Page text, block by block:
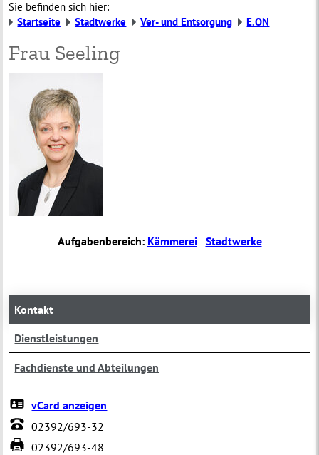
Sie befinden sich hier:
Startseite
Stadtwerke Ver- und Entsorgung E.ON
Frau Seeling
Aufgabenbereich: Kämmerei- Stadtwerke
Kontakt
Dienstleistungen
Fachdienste und Abteilungen
vCard anzeigen
02392/693-32
02392/693-48